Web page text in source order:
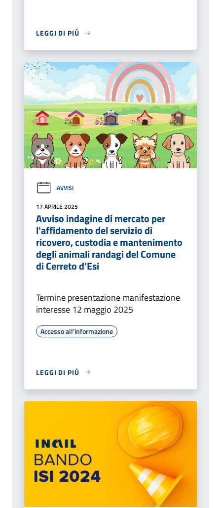
LEGGI DI PIÙ
AVVISI
17 APRILE 2025
Avviso indagine di mercato per
l'affidamento del servizio di
ricovero, custodia e mantenimento
degli animali randagi del Comune
di Cerreto d'Esi
Termine presentazione manifestazione
interesse 12 maggio 2025
Accesso all'informazione
LEGGI DI PIÙ